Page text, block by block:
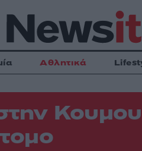
Αθλητικά